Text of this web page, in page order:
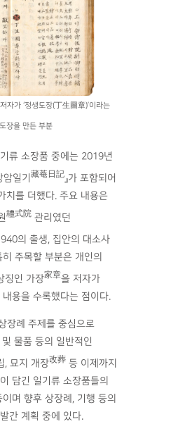
자가 ‘정생도장(丁生圖章)’이라는
장을 만든 부분
류 소장품 중에는 2019년
일기 藏菴日記』가 포함되어
치를 더했다. 주요 내용은
禮式院 관리였던
의 출생, 집안의 대소사
주목할 부분은 개인의
징인 가장家章을 저자가
용을 수록했다는 점이다.
장례 주제를 중심으로
물품 등의 일반적인
, 묘지 개장改葬 등 이제까지
담긴 일기류 소장품들의
며 향후 상장례, 기행 등의
간 계획 중에 있다.